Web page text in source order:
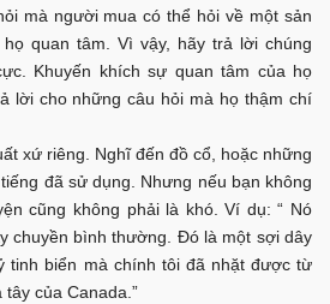
mà người mua có thể hỏi về một sản
quan tâm. Vì vậy, hãy trả lời chúng
Khuyến khích sự quan tâm của họ
lời cho những câu hỏi mà họ thậm chí
xứ riêng. Nghĩ đến đồ cổ, hoặc những
đã sử dụng. Nhưng nếu bạn không
cũng không phải là khó. Ví dụ: “ Nó
chuyền bình thường. Đó là một sợi dây
tinh biển mà chính tôi đã nhặt được từ
của Canada.”